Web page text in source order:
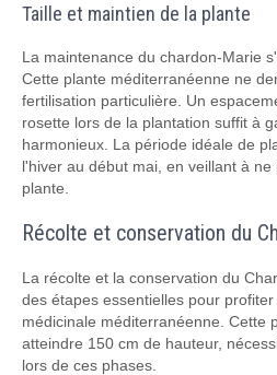
Taille et maintien de la plante
La maintenance du chardon-Marie
Cette plante méditerranéenne ne
fertilisation particulière. Un
rosette lors de la plantation suffit à
harmonieux. La période idéale de
l'hiver au début mai, en veillant à
plante.
Récolte et conservation du
La récolte et la conservation du
des étapes essentielles pour
médicinale méditerranéenne. Cette
atteindre 150 cm de hauteur,
lors de ces phases.